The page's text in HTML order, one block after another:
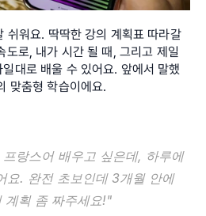
워요. 딱딱한 강의 계획표 따라갈
도로, 내가 시간 될 때, 그리고 제일
대로 배울 수 있어요. 앞에서 말했
맞춤형 학습이에요.
랑스어 배우고 싶은데, 하루에
요. 완전 초보인데 3개월 안에
계획 좀 짜주세요!"